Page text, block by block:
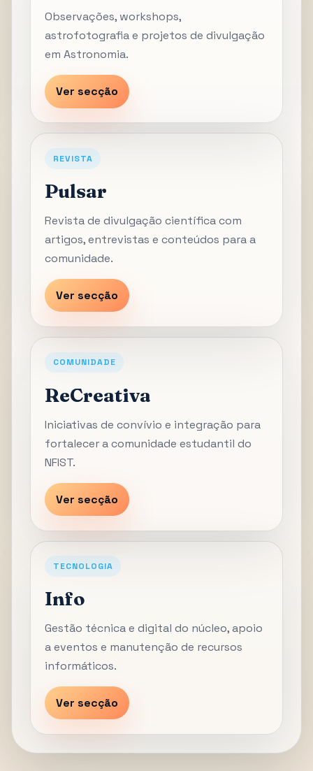
Observações, workshops,
astrofotografia e projetos de divulgação
em Astronomia.
Ver secção
REVISTA
Pulsar
Revista de divulgação científica com
artigos, entrevistas e conteúdos para a
comunidade.
Ver secção
COMUNIDADE
ReCreativa
Iniciativas de convívio e integração para
fortalecer a comunidade estudantil do
NFIST.
Ver secção
TECNOLOGIA
Info
Gestão técnica e digital do núcleo, apoio
a eventos e manutenção de recursos
informáticos.
Ver secção